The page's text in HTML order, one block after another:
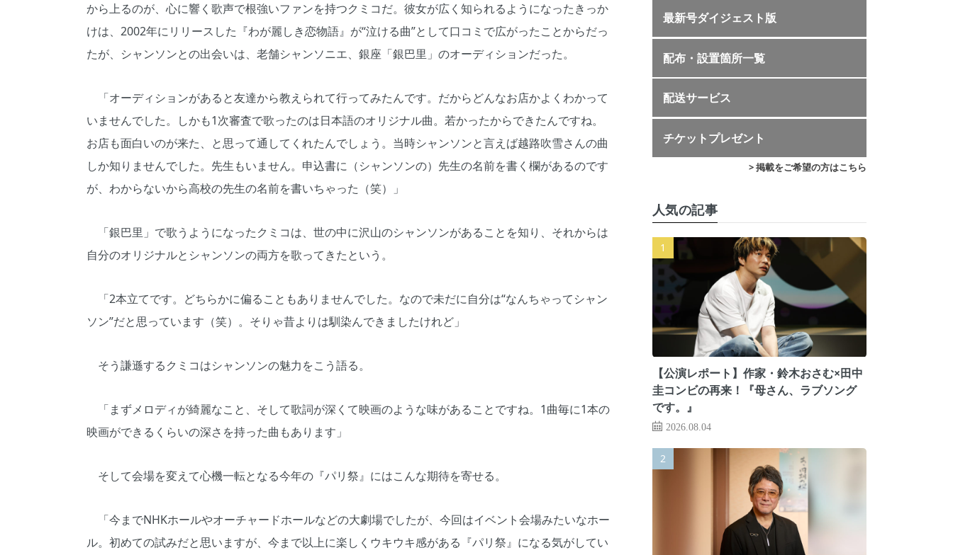
から上るのが、心に響く歌声で根強いファンを持つクミコだ。彼女が広く知られるようになったきっか
けは、2002年にリリースした『わが麗しき恋物語』が“泣ける曲”として口コミで広がったことからだっ
たが、シャンソンとの出会いは、老舗シャンソニエ、銀座「銀巴里」のオーディションだった。
「オーディションがあると友達から教えられて行ってみたんです。だからどんなお店かよくわかって
いませんでした。しかも1次審査で歌ったのは日本語のオリジナル曲。若かったからできたんですね。
お店も面白いのが来た、と思って通してくれたんでしょう。当時シャンソンと言えば越路吹雪さんの曲
しか知りませんでした。先生もいません。申込書に（シャンソンの）先生の名前を書く欄があるのです
が、わからないから高校の先生の名前を書いちゃった（笑）」
「銀巴里」で歌うようになったクミコは、世の中に沢山のシャンソンがあることを知り、それからは
自分のオリジナルとシャンソンの両方を歌ってきたという。
「2本立てです。どちらかに偏ることもありませんでした。なので未だに自分は“なんちゃってシャン
ソン”だと思っています（笑）。そりゃ昔よりは馴染んできましたけれど」
そう謙遜するクミコはシャンソンの魅力をこう語る。
「まずメロディが綺麗なこと、そして歌詞が深くて映画のような味があることですね。1曲毎に1本の
映画ができるくらいの深さを持った曲もあります」
そして会場を変えて心機一転となる今年の『パリ祭』にはこんな期待を寄せる。
「今までNHKホールやオーチャードホールなどの大劇場でしたが、今回はイベント会場みたいなホー
ル。初めての試みだと思いますが、今まで以上に楽しくウキウキ感がある『パリ祭』になる気がしてい
最新号ダイジェスト版
配布・設置箇所一覧
配送サービス
チケットプレゼント
> 掲載をご希望の方はこちら
人気の記事
【公演レポート】作家・鈴木おさむ×田中
圭コンビの再来！『母さん、ラブソング
です。』
2026.08.04